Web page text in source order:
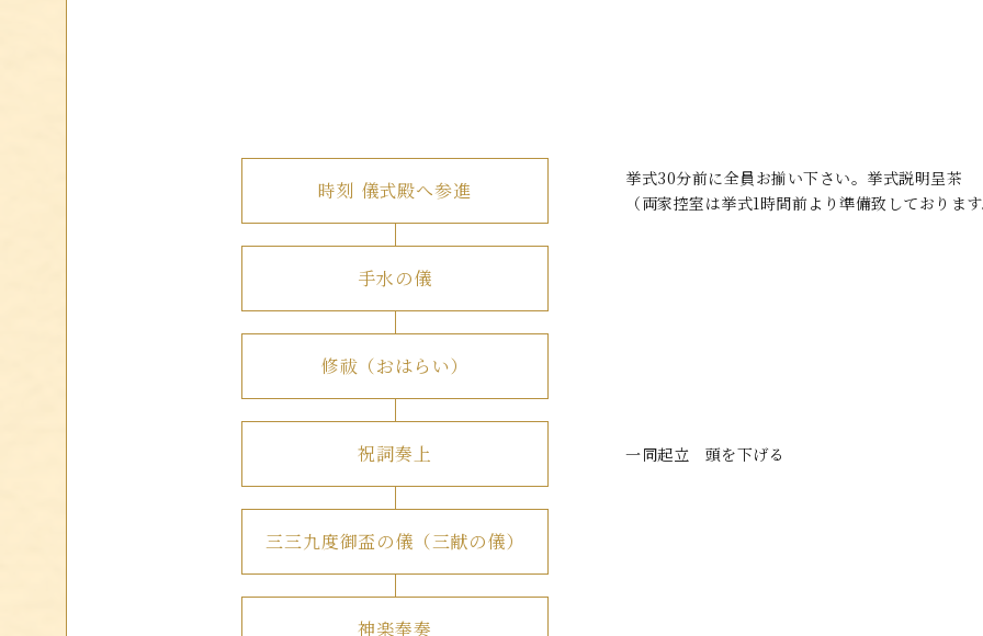
時刻 儀式殿へ参進
挙式30分前に全員お揃い下さい。挙式説明呈茶
（両家控室は挙式1時間前より準備致しておりま
手水の儀
修祓（おはらい）
祝詞奏上 一同起立 頭を下げる
三三九度御盃の儀（三献の儀）
神楽奉奏